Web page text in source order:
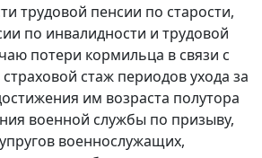
трудовой пенсии по старости,
по инвалидности и трудовой
потери кормильца в связи с
стаж периодов ухода за
им возраста полутора
военной службы по призыву,
военнослужащих,